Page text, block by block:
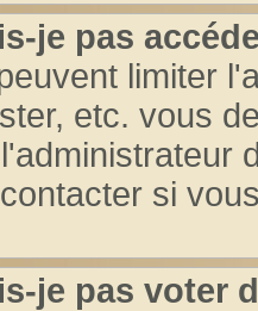
je pas
limiter
etc. vous
si
je pas voter